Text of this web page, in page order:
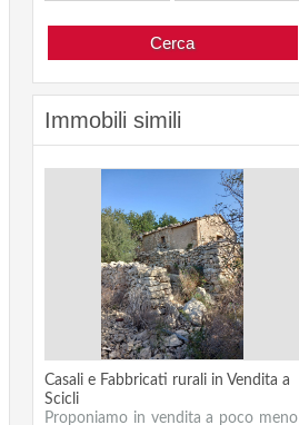
Immobili simili
Casali e Fabbricati rurali in Vendita a
Scicli
Proponiamo in vendita a poco meno